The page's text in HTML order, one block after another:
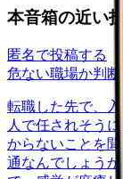
本音箱の近い投
匿名で投稿する
危ない職場か判
転職した先で、
人で任されそう
からないことを
通なんでしょう